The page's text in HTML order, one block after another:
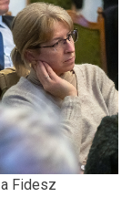
Fidesz